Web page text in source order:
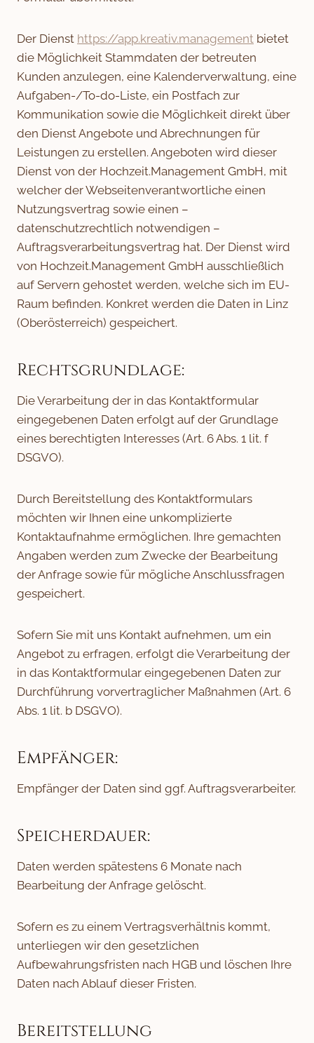
Der Dienst https://app.kreativ.management bietet
die Möglichkeit Stammdaten der betreuten
Kunden anzulegen, eine Kalenderverwaltung, eine
Aufgaben-/To-do-Liste, ein Postfach zur
Kommunikation sowie die Möglichkeit direkt über
den Dienst Angebote und Abrechnungen für
Leistungen zu erstellen. Angeboten wird dieser
Dienst von der Hochzeit.Management GmbH, mit
welcher der Webseitenverantwortliche einen
Nutzungsvertrag sowie einen –
datenschutzrechtlich notwendigen –
Auftragsverarbeitungsvertrag hat. Der Dienst wird
von Hochzeit.Management GmbH ausschließlich
auf Servern gehostet werden, welche sich im EU-
Raum befinden. Konkret werden die Daten in Linz
(Oberösterreich) gespeichert.
Rechtsgrundlage:
Die Verarbeitung der in das Kontaktformular
eingegebenen Daten erfolgt auf der Grundlage
eines berechtigten Interesses (Art. 6 Abs. 1 lit. f
DSGVO).
Durch Bereitstellung des Kontaktformulars
möchten wir Ihnen eine unkomplizierte
Kontaktaufnahme ermöglichen. Ihre gemachten
Angaben werden zum Zwecke der Bearbeitung
der Anfrage sowie für mögliche Anschlussfragen
gespeichert.
Sofern Sie mit uns Kontakt aufnehmen, um ein
Angebot zu erfragen, erfolgt die Verarbeitung der
in das Kontaktformular eingegebenen Daten zur
Durchführung vorvertraglicher Maßnahmen (Art. 6
Abs. 1 lit. b DSGVO).
Empfänger:
Empfänger der Daten sind ggf. Auftragsverarbeiter.
Speicherdauer:
Daten werden spätestens 6 Monate nach
Bearbeitung der Anfrage gelöscht.
Sofern es zu einem Vertragsverhältnis kommt,
unterliegen wir den gesetzlichen
Aufbewahrungsfristen nach HGB und löschen Ihre
Daten nach Ablauf dieser Fristen.
Bereitstellung